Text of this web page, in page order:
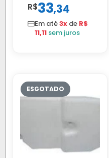
REFORCADO
R$33,34
Em até3x de R$
11,11 sem juros